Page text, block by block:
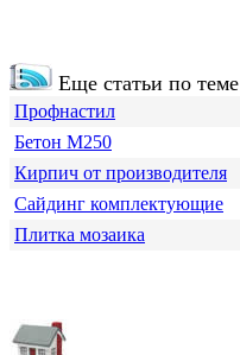
Еще статьи по теме
Профнастил
Бетон М250
Кирпич от производителя
Сайдинг комплектующие
Плитка мозаика